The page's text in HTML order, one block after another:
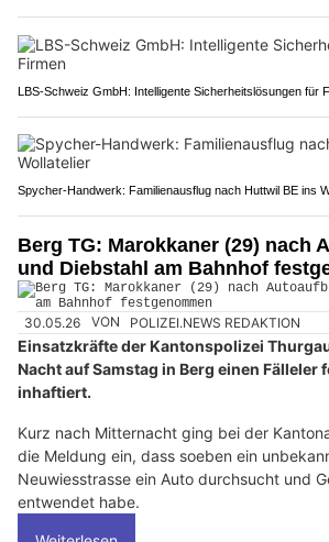
LBS-Schweiz GmbH: Intelligente Sicherheitslösungen für
Spycher-Handwerk: Familienausflug nach Huttwil BE ins
Berg TG: Marokkaner (29) nach
und Diebstahl am Bahnhof
30.05.26 VON POLIZEI.NEWS REDAKTION
Einsatzkräfte der Kantonspolizei
Nacht auf Samstag in Berg einen Fälleler
inhaftiert.
Kurz nach Mitternacht ging bei der
die Meldung ein, dass soeben ein
Neuwiesstrasse ein Auto durchsucht und
entwendet habe.